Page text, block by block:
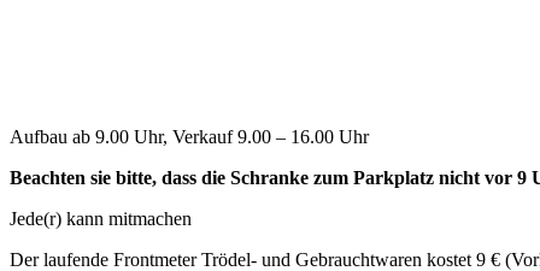
Aufbau ab 9.00 Uhr, Verkauf 9.00 – 16.00 Uhr
Beachten sie bitte, dass die Schranke zum Parkplatz nicht vor
Jede(r) kann mitmachen
Der laufende Frontmeter Trödel- und Gebrauchtwaren kostet 9 €